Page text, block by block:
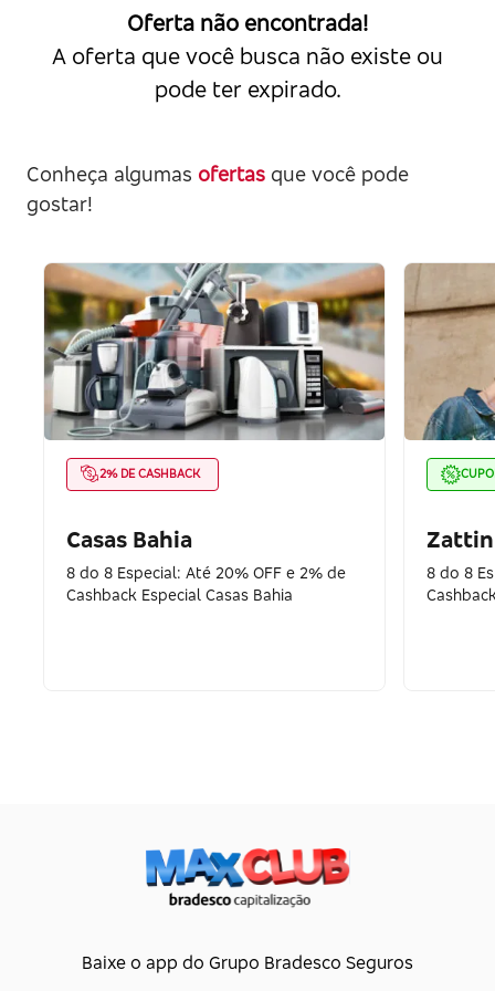
Oferta não encontrada!
A oferta que você busca não existe ou
pode ter expirado.
Conheça algumas ofertas que você pode
gostar!
2% DE CASHBACK
Casas Bahia
8 do 8 Especial: Até 20% OFF e 2% de
Cashback Especial Casas Bahia
8 do 8
Baixe o app do Grupo Bradesco Seguros